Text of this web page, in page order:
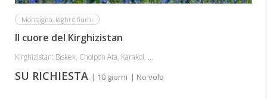
Montagna, laghi e fiumi
Il cuore del Kirghizistan
Kirghizistan: Biskek, Cholpon Ata, Karakol, ...
SU RICHIESTA | 10 giorni | No volo